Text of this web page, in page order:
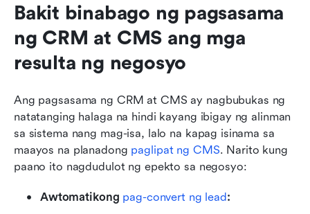
Bakit binabago ng pagsasama
ng CRM at CMS ang mga
resulta ng negosyo
Ang pagsasama ng CRM at CMS ay nagbubukas ng
natatanging halaga na hindi kayang ibigay ng alinman
sa sistema nang mag-isa, lalo na kapag isinama sa
maayos na planadong paglipat ng CMS. Narito kung
paano ito nagdudulot ng epekto sa negosyo:
Awtomatikong pag-convert ng lead: